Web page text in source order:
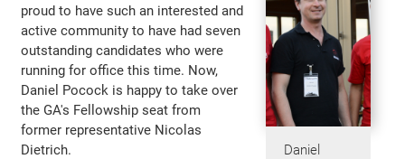
Daniel
proud to have such an interested and
active community to have had seven
outstanding candidates who were
running for office this time. Now,
Daniel Pocock is happy to take over
the GA's Fellowship seat from
former representative Nicolas
Dietrich.